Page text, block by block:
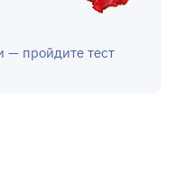
— пройдите тест